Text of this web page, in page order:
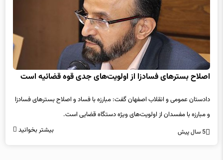
اصلاح بسترهای فسادزا از اولویت‌های جدی قوه قضائیه است
دادستان عمومی و انقلاب اصفهان گفت: مبارزه با فساد و اصلاح بسترهای فسادزا
و مبارزه با مفسدان از اولویت‌های ویژه دستگاه قضایی است.
5 سال پیش بیشتر بخوانید